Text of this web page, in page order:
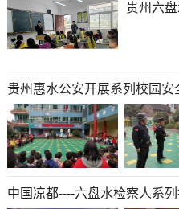
贵州六
贵州惠水公安开展系列校园安
中国凉都----六盘水检察人系